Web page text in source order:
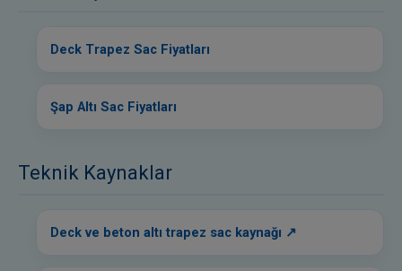
Deck Trapez Sac Fiyatları
Şap Altı Sac Fiyatları
Teknik Kaynaklar
Deck ve beton altı trapez sac kaynağı